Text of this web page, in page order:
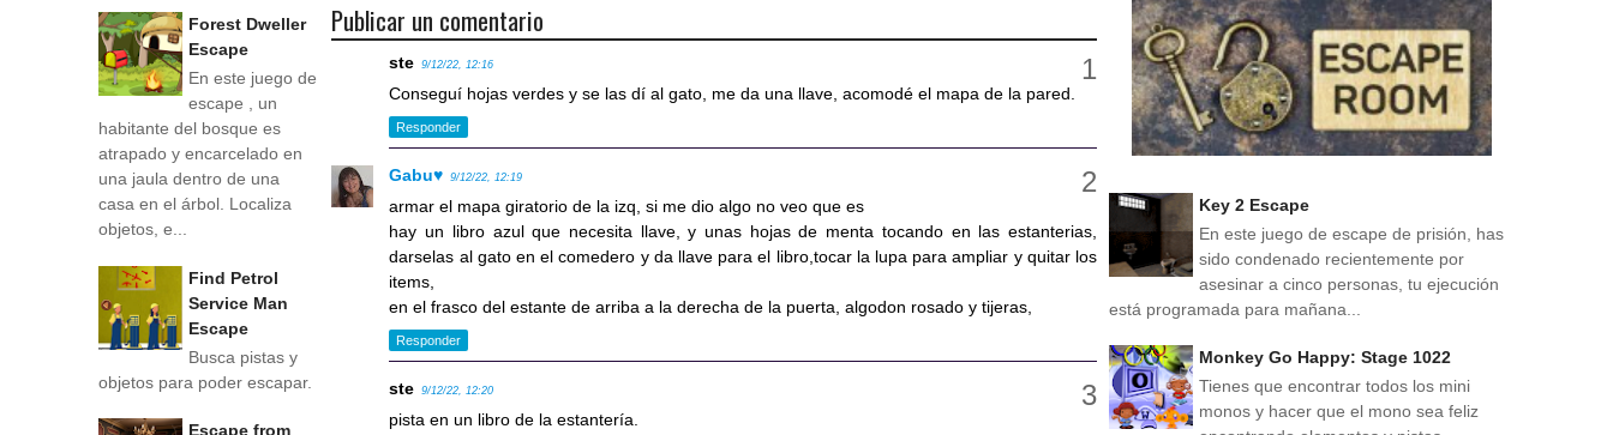
Publicar un comentario
ste 9/12/22, 12:16
Conseguí hojas verdes y se las dí al gato, me da una llave, acomodé el mapa de la pared.
Responder
Gabu♥ 9/12/22, 12:19
armar el mapa giratorio de la izq, si me dio algo no veo que es
hay un libro azul que necesita llave, y unas hojas de menta tocando en las estanterias,
darselas al gato en el comedero y da llave para el libro,tocar la lupa para ampliar y quitar los
items,
en el frasco del estante de arriba a la derecha de la puerta, algodon rosado y tijeras,
Responder
ste 9/12/22, 12:20
pista en un libro de la estantería.
Forest Dweller
Escape
En este juego de
escape , un
habitante del bosque es
atrapado y encarcelado en
una jaula dentro de una
casa en el árbol. Localiza
objetos, e...
Find Petrol
Service Man
Escape
Busca pistas y
objetos para poder escapar.
Escape from
Key 2 Escape
En este juego de escape de prisión, has
sido condenado recientemente por
asesinar a cinco personas, tu ejecución
está programada para mañana...
Monkey Go Happy: Stage 1022
Tienes que encontrar todos los mini
monos y hacer que el mono sea feliz